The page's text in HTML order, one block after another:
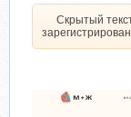
Скрытый